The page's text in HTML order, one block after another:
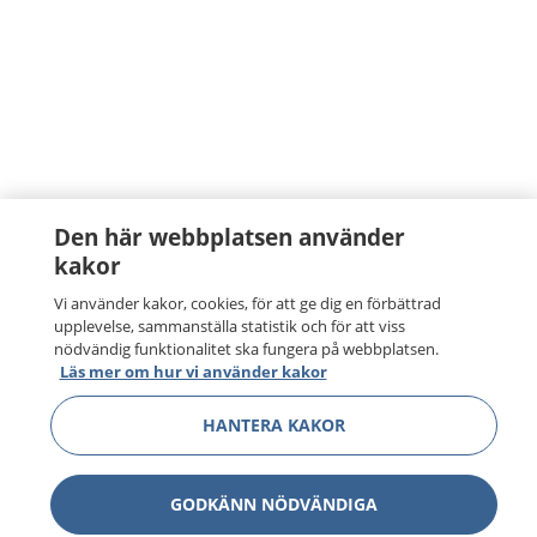
Den här webbplatsen använder
kakor
Vi använder kakor, cookies, för att ge dig en förbättrad
upplevelse, sammanställa statistik och för att viss
nödvändig funktionalitet ska fungera på webbplatsen.
Läs mer om hur vi använder kakor
HANTERA KAKOR
GODKÄNN NÖDVÄNDIGA